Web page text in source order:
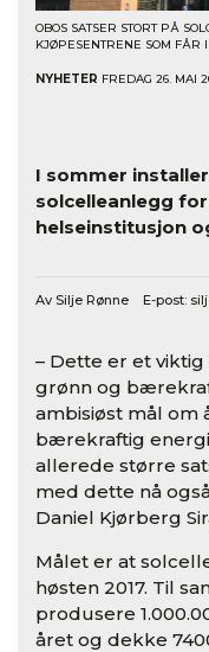
OBOS SATSER STORT PÅ
KJØPESENTRENE SOM FÅR
NYHETER FREDAG 26. MAI
I sommer
solcelleanlegg
helseinstitusjon
Av Silje Rønne E-post:
– Dette er et viktig
grønn og
ambisiøst mål om
bærekraftig energi
allerede større
med dette nå
Daniel Kjørberg
Målet er at
høsten 2017. Til
produsere
året og dekke